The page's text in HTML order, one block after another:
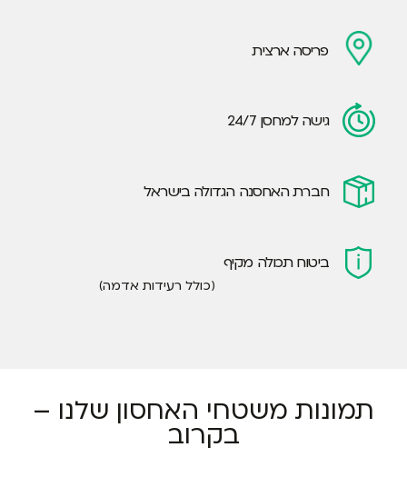
פריסה ארצית
גישה למחסן 24/7
חברת האחסנה הגדולה בישראל
ביטוח תכולה מקיף
(כולל רעידות אדמה)
תמונות משטחי האחסון שלנו –
בקרוב